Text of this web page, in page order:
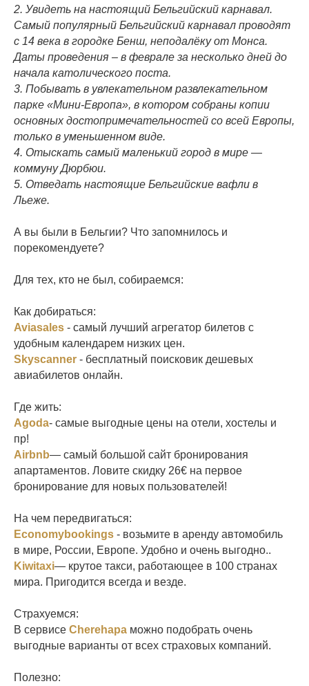
2. Увидеть на настоящий Бельгийский карнавал.
Самый популярный Бельгийский карнавал проводят
с 14 века в городке Бенш, неподалёку от Монса.
Даты проведения – в феврале за несколько дней до
начала католического поста.
3. Побывать в увлекательном развлекательном
парке «Мини-Европа», в котором собраны копии
основных достопримечательностей со всей Европы,
только в уменьшенном виде.
4. Отыскать самый маленький город в мире —
коммуну Дюрбюи.
5. Отведать настоящие Бельгийские вафли в
Льеже.
А вы были в Бельгии? Что запомнилось и
порекомендуете?
Для тех, кто не был, собираемся:
Как добираться:
Aviasales - самый лучший агрегатор билетов с
удобным календарем низких цен.
Skyscanner - бесплатный поисковик дешевых
авиабилетов онлайн.
Где жить:
Agoda- самые выгодные цены на отели, хостелы и
пр!
Airbnb— самый большой сайт бронирования
апартаментов. Ловите скидку 26€ на первое
бронирование для новых пользователей!
На чем передвигаться:
Economybookings - возьмите в аренду автомобиль
в мире, России, Европе. Удобно и очень выгодно..
Kiwitaxi— крутое такси, работающее в 100 странах
мира. Пригодится всегда и везде.
Страхуемся:
В сервисе Cherehapa можно подобрать очень
выгодные варианты от всех страховых компаний.
Полезно: